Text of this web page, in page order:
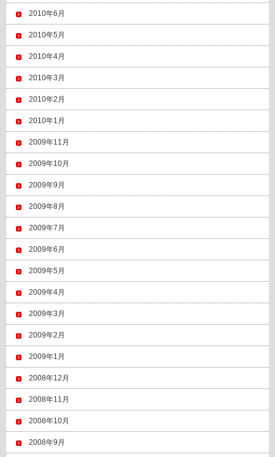
2010年6月
2010年5月
2010年4月
2010年3月
2010年2月
2010年1月
2009年11月
2009年10月
2009年9月
2009年8月
2009年7月
2009年6月
2009年5月
2009年4月
2009年3月
2009年2月
2009年1月
2008年12月
2008年11月
2008年10月
2008年9月